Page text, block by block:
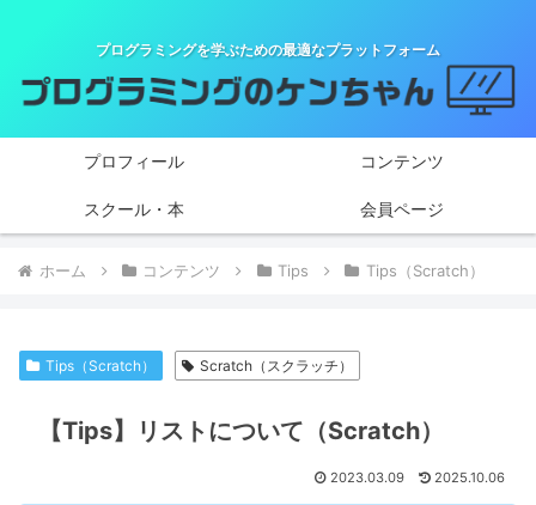
プログラミングを学ぶための最適なプラットフォーム
プロフィール コンテンツ
スクール・本 会員ページ
ホーム コンテンツ Tips Tips（Scratch）
Tips（Scratch） Scratch（スクラッチ）
【Tips】リストについて（Scratch）
2023.03.09 2025.10.06